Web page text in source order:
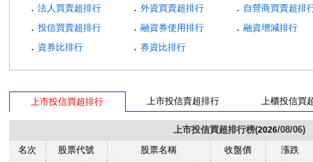
． 法人買賣超排行 ． 外資買賣超排行 ． 自營商買賣超排
． 投信買賣超排行 ． 融資券使用排行 ． 融資增減排行
． 資券比排行 ． 券資比排行
上市投信買超排行 上市投信賣超排行 上櫃投信買
上市投信買超排行榜(2026/08/06)
名次
股票代號 股票名稱 收盤價 漲跌